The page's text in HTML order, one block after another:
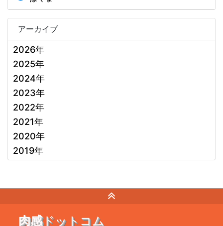
アーカイブ
2026年
2025年
2024年
2023年
2022年
2021年
2020年
2019年
肉感ドットコム